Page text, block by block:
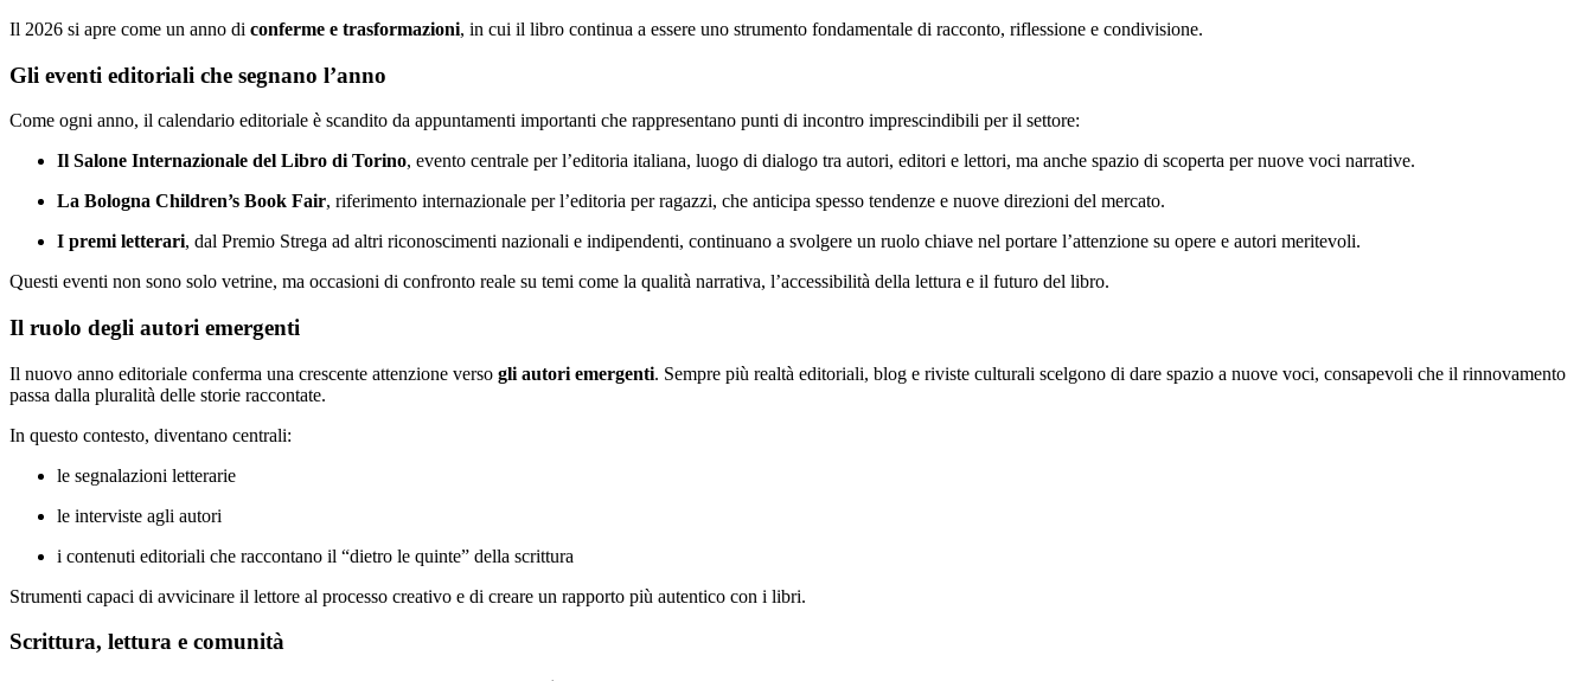
Il 2026 si apre come un anno di conferme e trasformazioni, in cui il libro continua a essere uno strumento fondamentale di racconto, riflessione e condivisione.
Gli eventi editoriali che segnano l’anno
Come ogni anno, il calendario editoriale è scandito da appuntamenti importanti che rappresentano punti di incontro imprescindibili per il settore:
Il Salone Internazionale del Libro di Torino, evento centrale per l’editoria italiana, luogo di dialogo tra autori, editori e lettori, ma anche spazio di scoperta per nuove voci narrative.
La Bologna Children’s Book Fair, riferimento internazionale per l’editoria per ragazzi, che anticipa spesso tendenze e nuove direzioni del mercato.
I premi letterari, dal Premio Strega ad altri riconoscimenti nazionali e indipendenti, continuano a svolgere un ruolo chiave nel portare l’attenzione su opere e autori meritevoli.
Questi eventi non sono solo vetrine, ma occasioni di confronto reale su temi come la qualità narrativa, l’accessibilità della lettura e il futuro del libro.
Il ruolo degli autori emergenti
Il nuovo anno editoriale conferma una crescente attenzione verso gli autori emergenti. Sempre più realtà editoriali, blog e riviste culturali scelgono di dare spazio a nuove voci, consapevoli che il rinnovamento
passa dalla pluralità delle storie raccontate.
In questo contesto, diventano centrali:
le segnalazioni letterarie
le interviste agli autori
i contenuti editoriali che raccontano il “dietro le quinte” della scrittura
Strumenti capaci di avvicinare il lettore al processo creativo e di creare un rapporto più autentico con i libri.
Scrittura, lettura e comunità